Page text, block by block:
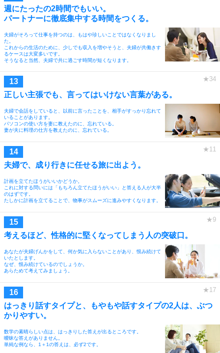
週にたったの2時間でもいい。
パートナーに徹底集中する時間をつくる。
夫婦がそろって仕事を持つのは、もはや珍しいことではなくなりまし
た。
これからの生活のために、少しでも収入を増やそうと、夫婦が共働きす
るケースは大変多いです。
そうなると当然、夫婦で共に過ごす時間が短くなります。
正しい主張でも、言ってはいけない言葉がある。
夫婦で会話をしていると、以前に言ったことを、相手がすっかり忘れて
いることがあります。
パソコンの使い方を妻に教えたのに、忘れている。
妻が夫に料理の仕方を教えたのに、忘れている。
夫婦で、成り行きに任せる旅に出よう。
計画を立てたほうがいいかどうか。
これに対する問いには「もちろん立てたほうがいい」と答える人が大半
のはずです。
たしかに計画を立てることで、物事がスムーズに進みやすくなります。
考えるほど、性格的に堅くなってしまう人の突破口。
あなたが夫婦げんかをして、何か気に入らないことがあり、恨み続けて
いたとします。
なぜ、恨み続けているのでしょうか。
あらためて考えてみましょう。
はっきり話すタイプと、もやもや話すタイプの2人は、ぶつ
かりやすい。
数学の素晴らしい点は、はっきりした答えが出るところです。
曖昧な答えがありません。
単純な例なら、1＋1の答えは、必ず2です。